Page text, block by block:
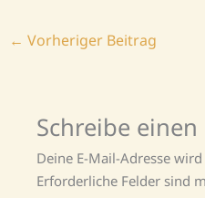
← Vorheriger Beitrag
Schreibe
Deine E-Mail-Adresse
Erforderliche Felder sind